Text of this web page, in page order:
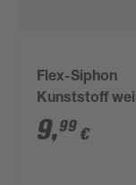
Flex-Siphon
Kunststoff
x 40/50 mm
9,99 €